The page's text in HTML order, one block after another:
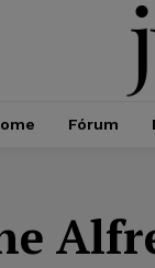
Fórum